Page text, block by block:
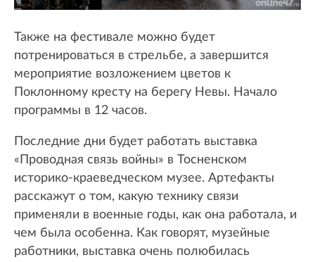
Также на фестивале можно будет
потренироваться в стрельбе, а завершится
мероприятие возложением цветов к
Поклонному кресту на берегу Невы. Начало
программы в 12 часов.
Последние дни будет работать выставка
«Проводная связь войны» в Тосненском
историко-краеведческом музее. Артефакты
расскажут о том, какую технику связи
применяли в военные годы, как она работала, и
чем была особенна. Как говорят, музейные
работники, выставка очень полюбилась